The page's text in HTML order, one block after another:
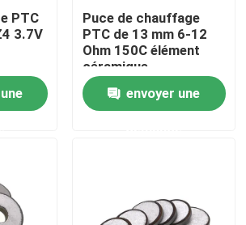
PTC
3.7V
Puce de chauffage
PTC de 13 mm 6-12
Ohm 150C élément
céramique
envoyer une